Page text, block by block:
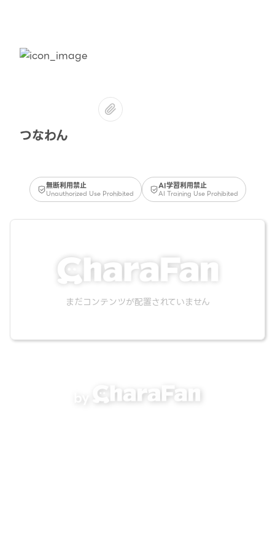
つなわん
無断利用禁止
Unauthorized Use Prohibited
AI学習利用禁止
AI Training Use Prohibited
まだコンテンツが配置されていません